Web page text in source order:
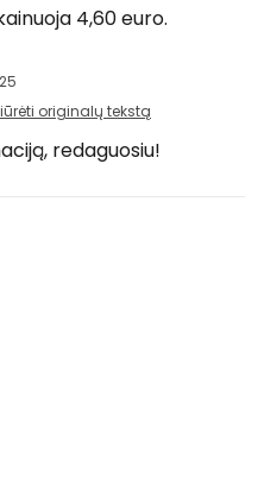
4,60 euro.
originalų tekstą
redaguosiu!